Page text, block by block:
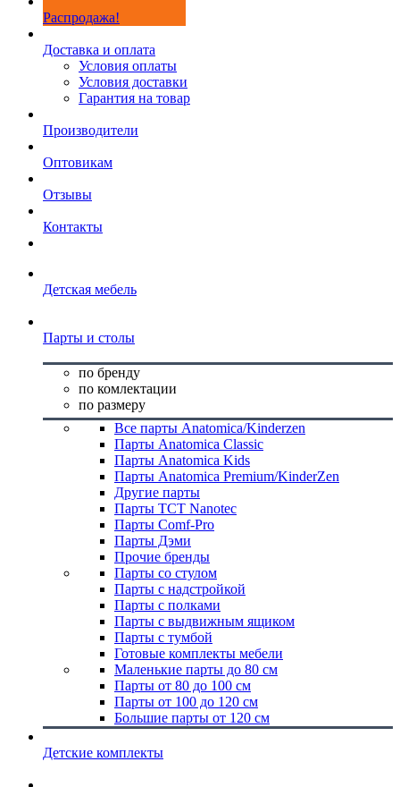
Распродажа!
Доставка и оплата
Условия оплаты
Условия доставки
Гарантия на товар
Производители
Оптовикам
Отзывы
Контакты
Детская мебель
Парты и столы
по бренду
по комлектации
по размеру
Все парты Anatomica/Kinderzen
Парты Anatomica Classic
Парты Anatomica Kids
Парты Anatomica Premium/KinderZen
Другие парты
Парты TCT Nanotec
Парты Comf-Pro
Парты Дэми
Прочие бренды
Парты со стулом
Парты с надстройкой
Парты с полками
Парты с выдвижным ящиком
Парты с тумбой
Готовые комплекты мебели
Маленькие парты до 80 см
Парты от 80 до 100 см
Парты от 100 до 120 см
Большие парты от 120 см
Детские комплекты